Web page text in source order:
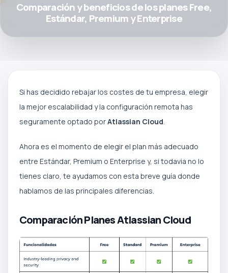
Comparación y beneficios de los planes Free,
Estándar, Premium y Enterprise
Si has decidido rebajar los costes de tu empresa, elegir
la mejor escalabilidad y la configuración remota has
seguramente optado porAtlassian Cloud.
Ahora es el momento de elegir el plan más adecuado
entre Estándar, Premium o Enterprise y, si todavia no lo
tienes claro, te ayudamos con esta breve guía donde
hablamos de las principales diferencias.
Comparación Planes Atlassian Cloud